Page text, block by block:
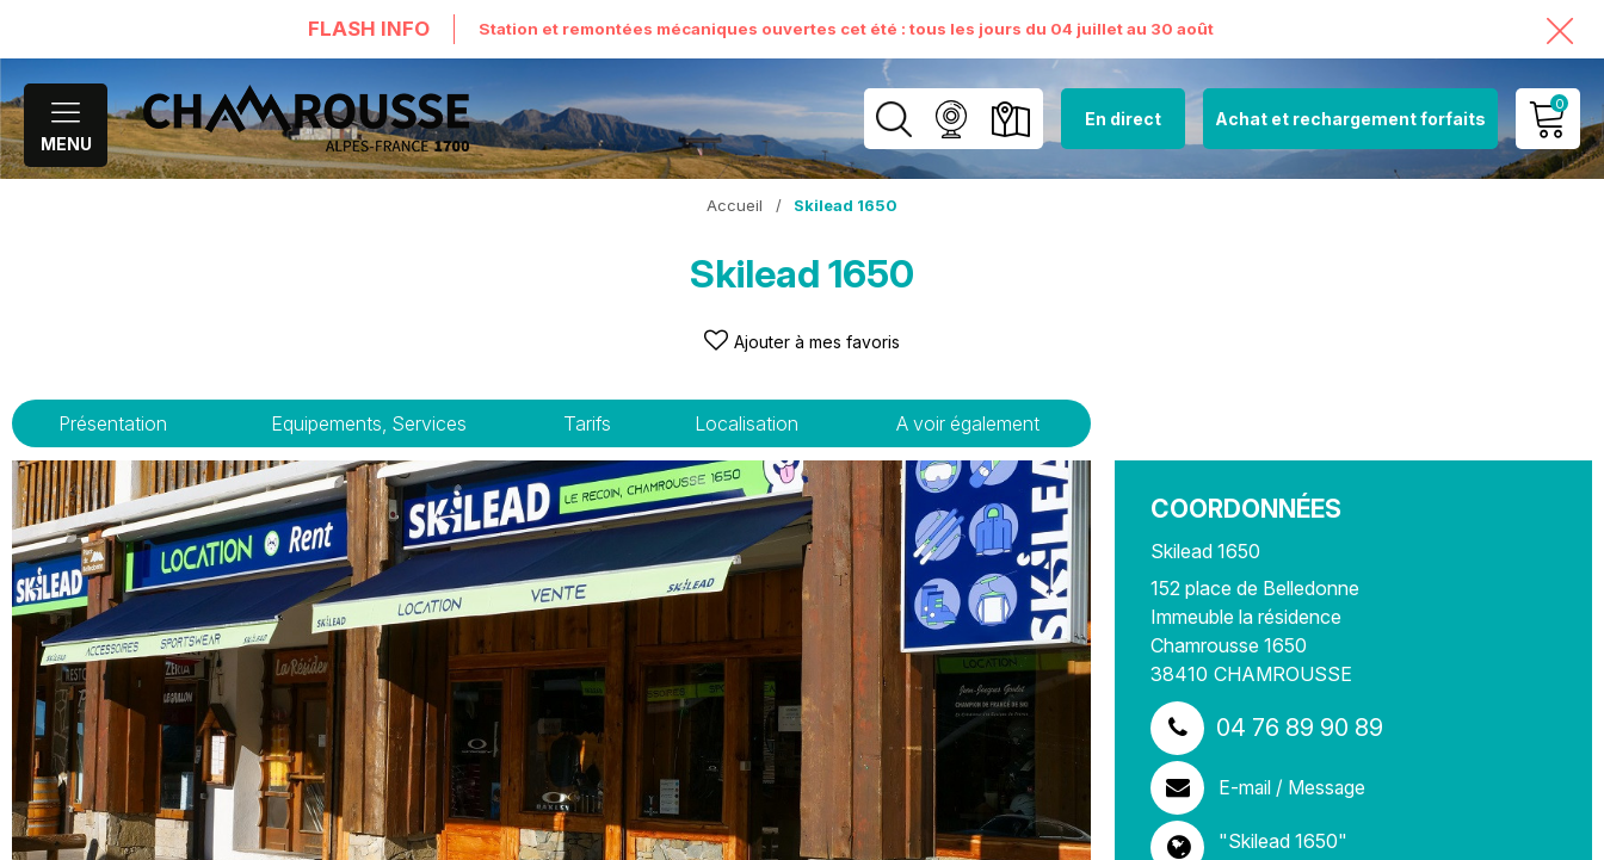
FLASH INFO Station et remontées mécaniques ouvertes cet été : tous les jours du 04 juillet au 30 août
MENU
En direct Achat et rechargement forfaits
0
MON COMPTE
Accueil / Skilead 1650
Skilead 1650
Ajouter à mes favoris
Présentation Equipements, Services Tarifs Localisation A voir également
COORDONNÉES
Skilead 1650
152 place de Belledonne
Immeuble la résidence
Chamrousse 1650
38410 CHAMROUSSE
04 76 89 90 89
E-mail / Message
"Skilead 1650"